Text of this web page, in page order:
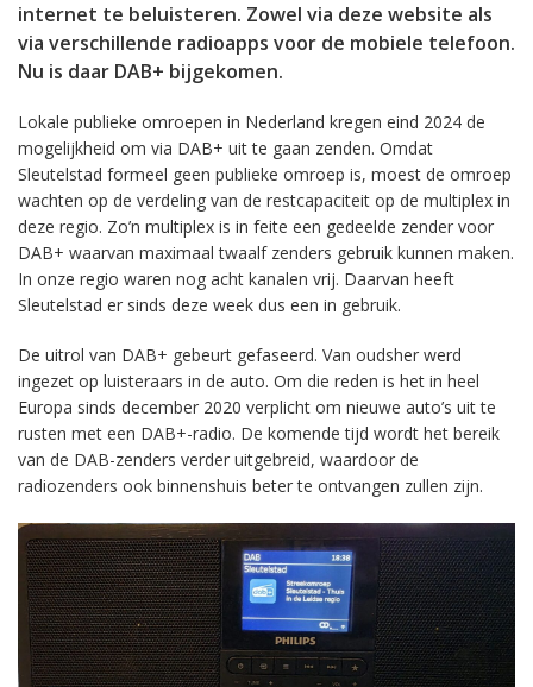
internet te beluisteren. Zowel via deze website als
via verschillende radioapps voor de mobiele telefoon.
Nu is daar DAB+ bijgekomen.
Lokale publieke omroepen in Nederland kregen eind 2024 de
mogelijkheid om via DAB+ uit te gaan zenden. Omdat
Sleutelstad formeel geen publieke omroep is, moest de omroep
wachten op de verdeling van de restcapaciteit op de multiplex in
deze regio. Zo’n multiplex is in feite een gedeelde zender voor
DAB+ waarvan maximaal twaalf zenders gebruik kunnen maken.
In onze regio waren nog acht kanalen vrij. Daarvan heeft
Sleutelstad er sinds deze week dus een in gebruik.
De uitrol van DAB+ gebeurt gefaseerd. Van oudsher werd
ingezet op luisteraars in de auto. Om die reden is het in heel
Europa sinds december 2020 verplicht om nieuwe auto’s uit te
rusten met een DAB+-radio. De komende tijd wordt het bereik
van de DAB-zenders verder uitgebreid, waardoor de
radiozenders ook binnenshuis beter te ontvangen zullen zijn.